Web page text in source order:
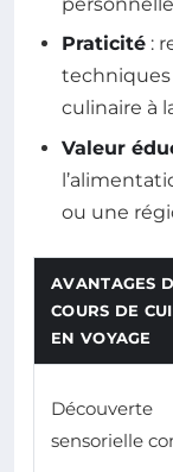
Praticité :
techniques
culinaire à
Valeur
ou une
AVANTAGES
COURS DE
EN VOYAGE
Découverte
sensorielle